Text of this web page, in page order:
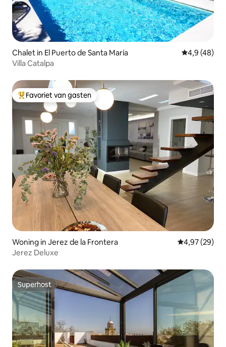
Chalet in El Puerto de Santa María Gemiddelde
4,9 (48)
Villa Catalpa
Topfavoriet van gasten
Favoriet van gasten
Woning in Jerez de la Frontera Gemiddelde
4,97 (29)
Jerez Deluxe
Superhost
Superhost